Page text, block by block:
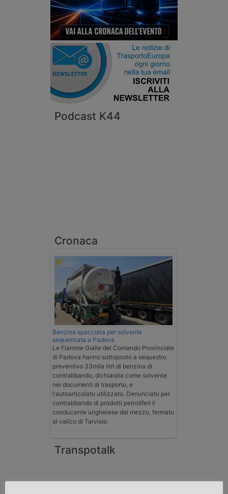
Podcast K44
Cronaca
Benzina spacciata per solvente
sequestrata a Padova
Le Fiamme Gialle del Comando Provinciale
di Padova hanno sottoposto a sequestro
preventivo 33mila litri di benzina di
contrabbando, dichiarata come solvente
nei documenti di trasporto, e
l'autoarticolato utilizzato. Denunciato per
contrabbando di prodotti petroliferi il
conducente ungherese del mezzo, fermato
al valico di Tarvisio.
Transpotalk